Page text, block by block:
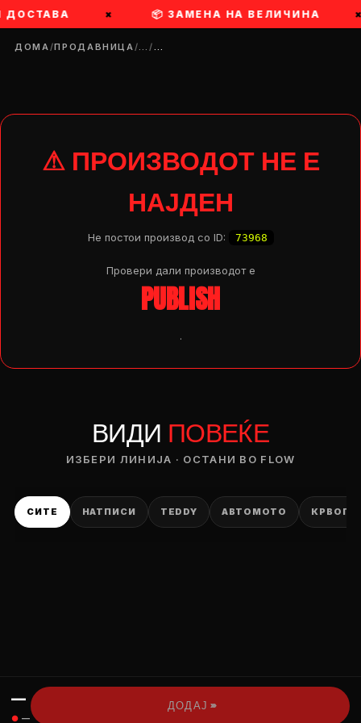
ДОСТАВА × 📦 ЗАМЕНА НА ВЕЛИЧИНА ×
ДОМА/ПРОДАВНИЦА/…/…
⚠ ПРОИЗВОДОТ НЕ Е
НАЈДЕН
Не постои производ со ID: 73968
Провери дали производот e
PUBLISH
.
ВИДИ ПОВЕЌЕ
ИЗБЕРИ ЛИНИЈА · ОСТАНИ ВО FLOW
СИТЕ НАТПИСИ TEDDY АВТОМОТО
—
● —
ДОДАЈ ›››